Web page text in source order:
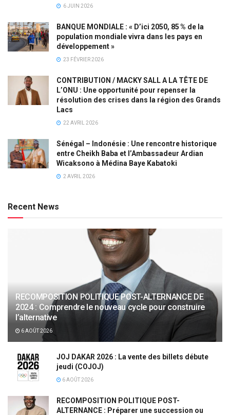
6 JUIN 2026
BANQUE MONDIALE : « D’ici 2050, 85 % de la
population mondiale vivra dans les pays en
développement »
23 FÉVRIER 2026
CONTRIBUTION / MACKY SALL A LA TÊTE DE
L’ONU : Une opportunité pour repenser la
résolution des crises dans la région des Grands
Lacs
22 AVRIL 2026
Sénégal – Indonésie : Une rencontre historique
entre Cheikh Baba et l’Ambassadeur Ardian
Wicaksono à Médina Baye Kabatoki
2 AVRIL 2026
Recent News
RECOMPOSITION POLITIQUE POST-ALTERNANCE DE
2024 : Comprendre le nouveau cycle pour construire
l’alternative
6 AOÛT 2026
JOJ DAKAR 2026 : La vente des billets débute
jeudi (COJOJ)
6 AOÛT 2026
RECOMPOSITION POLITIQUE POST-
ALTERNANCE : Préparer une succession ou